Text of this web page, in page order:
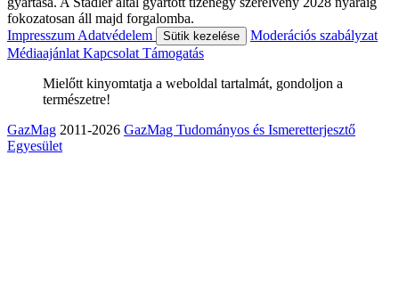
fokozatosan áll majd forgalomba.
Impresszum Adatvédelem Sütik kezelése
Moderációs szabályzat
Médiaajánlat Kapcsolat Támogatás
Mielőtt kinyomtatja a weboldal tartalmát, gondoljon a
természetre!
GazMag 2011-2026 GazMag Tudományos és Ismeretterjesztő
Egyesület